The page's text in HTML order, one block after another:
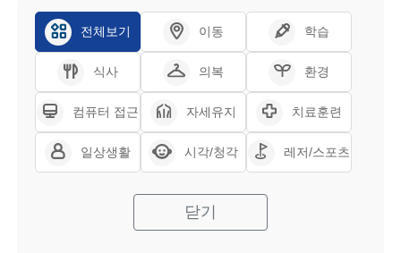
전체보기 이동 학습
식사 의복 환경
컴퓨터 접근 자세유지 치료훈련
일상생활 시각/청각 레저/스포츠
닫기